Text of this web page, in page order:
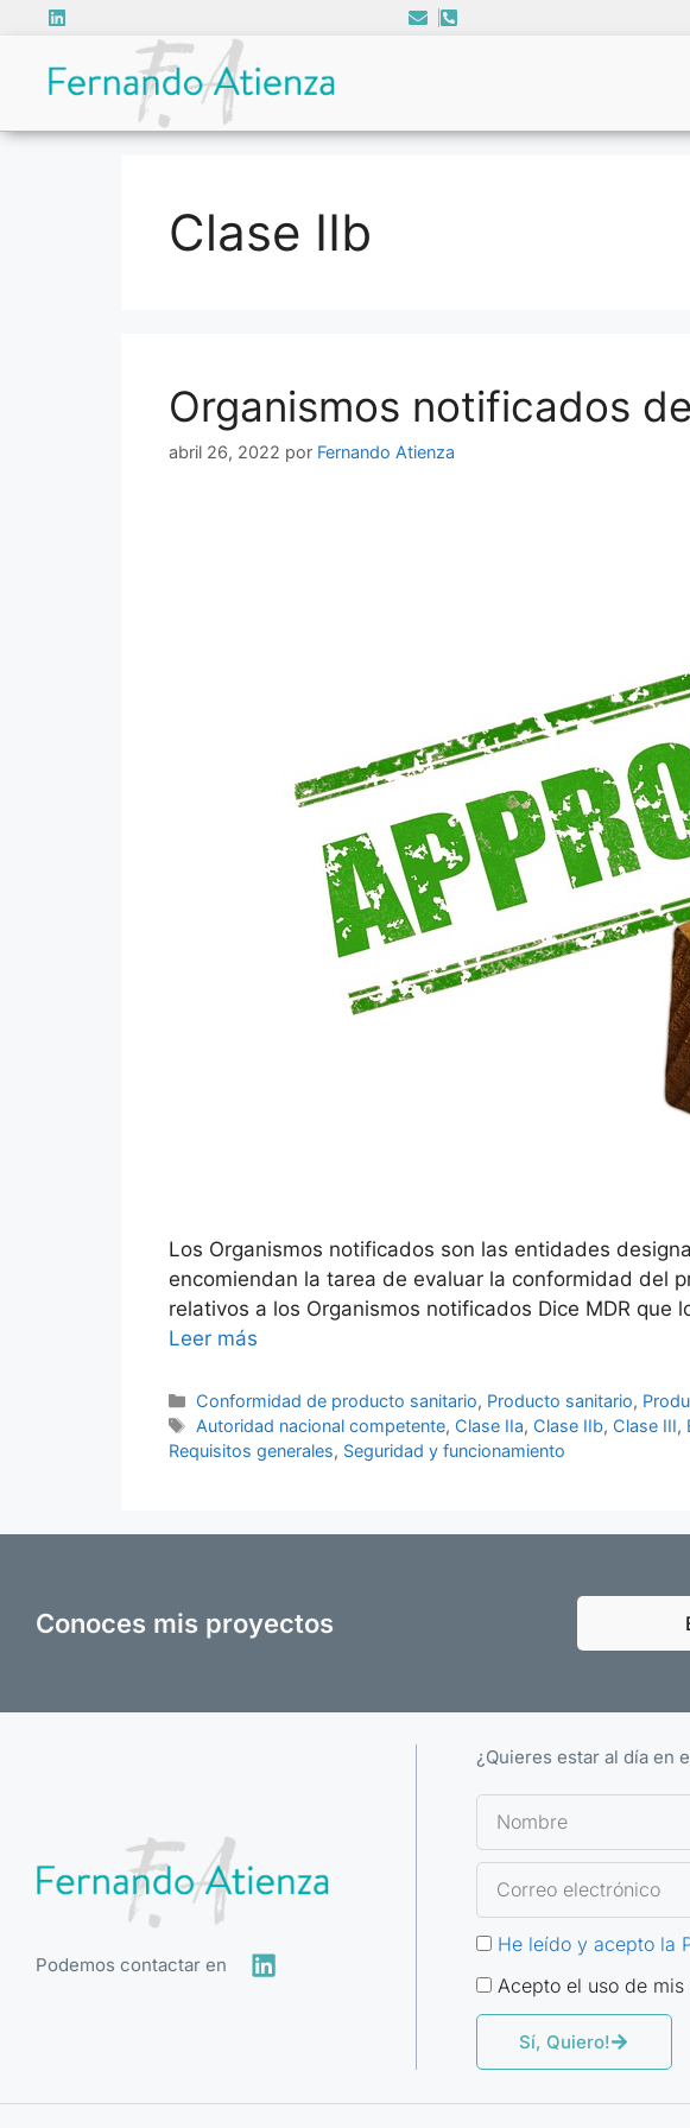
Clase IIb
Organismos notificados
abril 26, 2022 por Fernando Atienza
Los Organismos notificados son las entidades
encomiendan la tarea de evaluar la conformidad del
relativos a los Organismos notificados Dice MDR
Leer más
Conformidad de producto sanitario, Producto sanitario,
Autoridad nacional competente, Clase IIa, Clase IIb, Clase III,
Requisitos generales, Seguridad y funcionamiento
Conoces mis proyectos
Podemos contactar en
¿Quieres estar al día en
He leído y acepto la
Acepto el uso de
Sí, Quiero!